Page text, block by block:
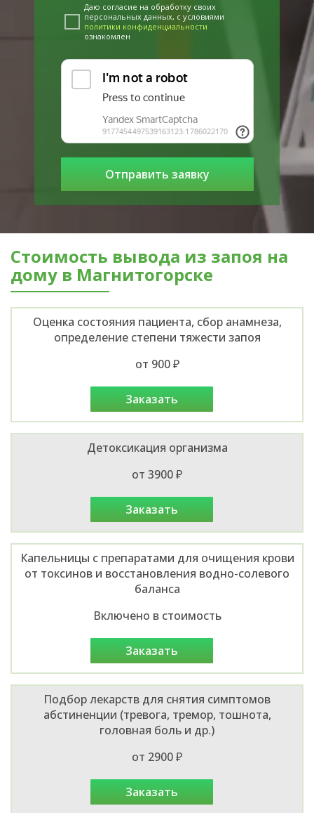
Даю согласие на обработку своих
персональных данных, с условиями
политики конфиденциальности
ознакомлен
Стоимость вывода из запоя на
дому в Магнитогорске
Оценка состояния пациента, сбор анамнеза,
определение степени тяжести запоя
от 900 ₽
заказать
Детоксикация организма
от 3900 ₽
заказать
Капельницы с препаратами для очищения крови
от токсинов и восстановления водно-солевого
баланса
Включено в стоимость
заказать
Подбор лекарств для снятия симптомов
абстиненции (тревога, тремор, тошнота,
головная боль и др.)
от 2900 ₽
заказать